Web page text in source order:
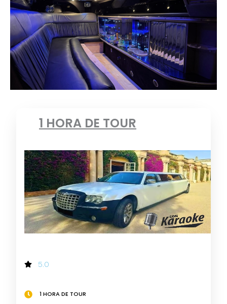
1 HORA DE TOUR
5.0
1 HORA DE TOUR